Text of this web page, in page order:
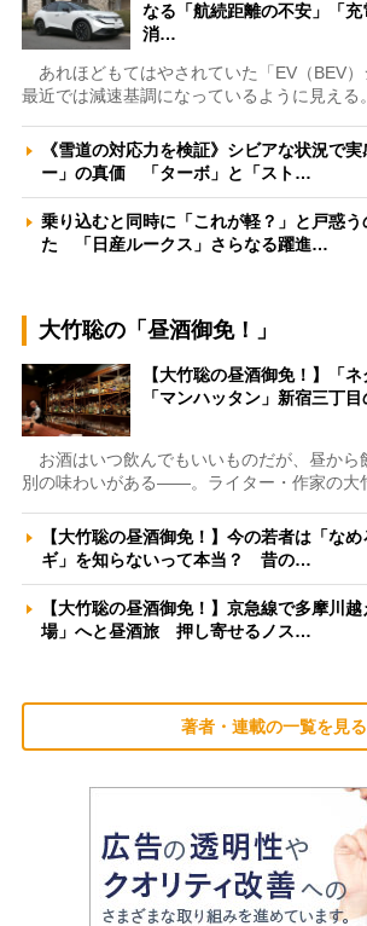
なる「航続距離の不安」「
消…
あれほどもてはやされていた「EV（BEV）
最近では減速基調になっているように見える
《雪道の対応力を検証》シビアな状況で
ー」の真価 「ターボ」と「スト…
乗り込むと同時に「これが軽？」と戸惑
た 「日産ルークス」さらなる躍進…
大竹聡の「昼酒御免！」
【大竹聡の昼酒御免！】「
「マンハッタン」新宿三丁
お酒はいつ飲んでもいいものだが、昼から
別の味わいがある――。ライター・作家の大
【大竹聡の昼酒御免！】今の若者は「な
ギ」を知らないって本当？ 昔の…
【大竹聡の昼酒御免！】京急線で多摩川
場」へと昼酒旅 押し寄せるノス…
著者・連載の一覧を見る